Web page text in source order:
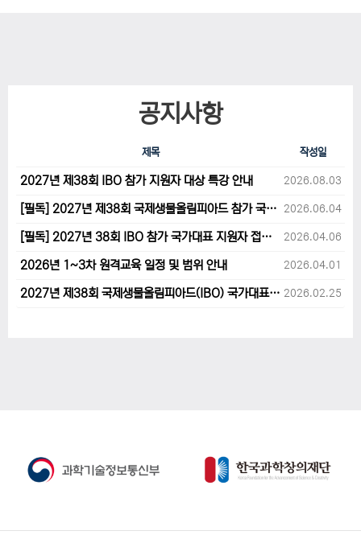
공지사항
제목 작성일
2027년 제38회 IBO 참가 지원자 대상 특강 안내 2026.08.03
[필독] 2027년 제38회 국제생물올림피아드 참가 국가대표 1차후보자 선발고사 범위 및 일정 안내 2026.06.04
[필독] 2027년 38회 IBO 참가 국가대표 지원자 접수 마감 및 원격교육 관련 공지사항 안내입니다. 2026.04.06
2026년 1~3차 원격교육 일정 및 범위 안내 2026.04.01
2027년 제38회 국제생물올림피아드(IBO) 국가대표 후보자 지원 안내 2026.02.25